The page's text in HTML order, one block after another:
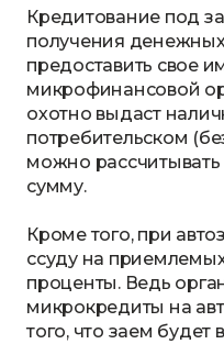
Кредитование под
получения денежных
предоставить свое
микрофинансовой
охотно выдаст
потребительском
можно
сумму.
Кроме того, при
ссуду на
проценты. Ведь
микрокредиты на
того, что заем будет